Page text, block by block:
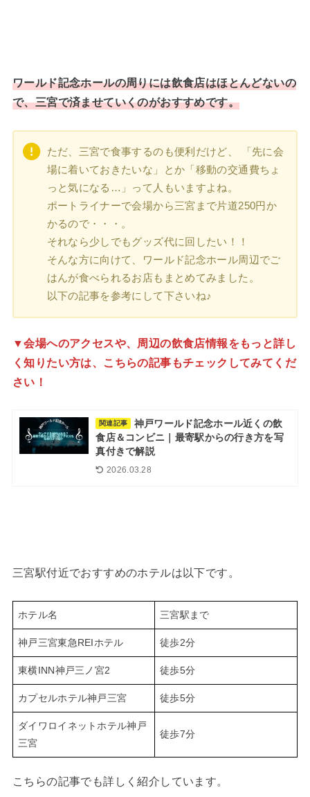
ワールド記念ホールの周りには飲食店はほとんどないの
で、三宮で済ませていくのがおすすめです。
ただ、三宮で食事するのも便利だけど、 「先に会
場に着いておきたいな」とか「移動の交通費ちょ
っと気になる…」って人もいますよね。
ポートライナーで会場から三宮まで片道250円か
かるので・・・。
それなら少しでもグッズ代に回したい！！
そんな方に向けて、ワールド記念ホール周辺でご
はんが食べられるお店もまとめてみました。
以下の記事を参考にして下さいね♪
▼会場へのアクセスや、周辺の飲食店情報をもっと詳し
く知りたい方は、こちらの記事もチェックしてみてくだ
さい！
関連記事
神戸ワールド記念ホール近くの飲
食店＆コンビニ｜最寄駅からの行き方を写
真付きで解説
2026.03.28
三宮駅付近でおすすめのホテルは以下です。
ホテル名 三宮駅まで
神戸三宮東急REIホテル 徒歩2分
東横INN神戸三ノ宮2 徒歩5分
カプセルホテル神戸三宮 徒歩5分
ダイワロイネットホテル神戸
三宮
徒歩7分
こちらの記事でも詳しく紹介しています。